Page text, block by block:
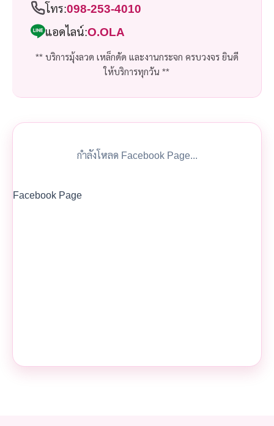
โทร:098-253-4010
แอดไลน์:O.OLA
** บริการมุ้งลวด เหล็กดัด และงานกระจก ครบวงจร ยินดี
ให้บริการทุกวัน **
กำลังโหลด Facebook Page...